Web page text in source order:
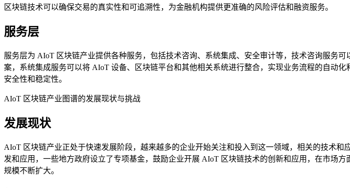
区块链技术可以确保交易的真实性和可追溯性，为金融机构提供更准确的风险评估和融资服务。
服务层
服务层为 AIoT 区块链产业提供各种服务，包括技术咨询、系统集成、安全审计等，技术咨询服务
案，系统集成服务可以将 AIoT 设备、区块链平台和其他相关系统进行整合，实现业务流程的自动
安全性和稳定性。
AIoT 区块链产业图谱的发展现状与挑战
发展现状
AIoT 区块链产业正处于快速发展阶段，越来越多的企业开始关注和投入到这一领域，相关的技术
发和应用，一些地方政府设立了专项基金，鼓励企业开展 AIoT 区块链技术的创新和应用，在市场
规模不断扩大。